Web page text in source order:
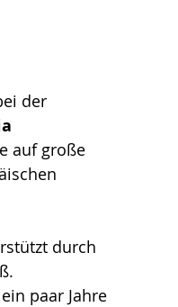
der
auf große
durch
paar Jahre